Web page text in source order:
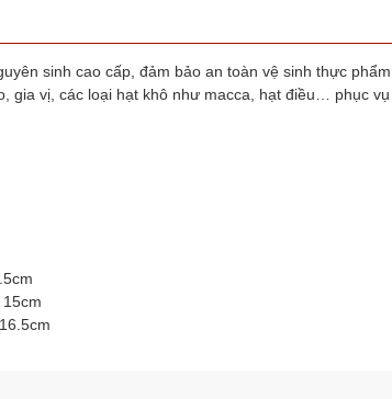
sinh cao cấp, đảm bảo an toàn vệ sinh thực
gia vị, các loại hạt khô như macca, hạt điều… phục